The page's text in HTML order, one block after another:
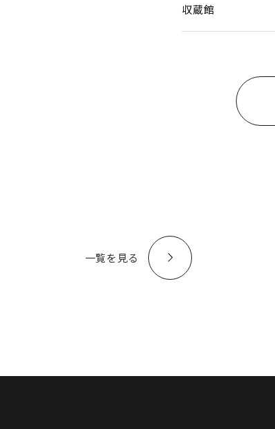
収蔵館
一覧を見る